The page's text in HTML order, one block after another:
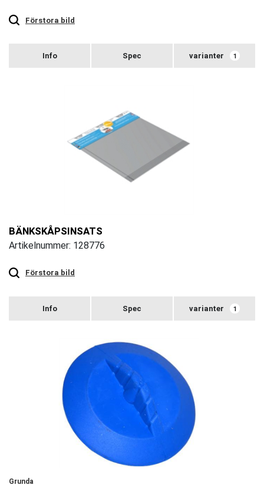
Förstora bild
zoom
varianter 1
BÄNKSKÅPSINSATS
Artikelnummer: 128776
Förstora bild
zoom
varianter 1
Grunda